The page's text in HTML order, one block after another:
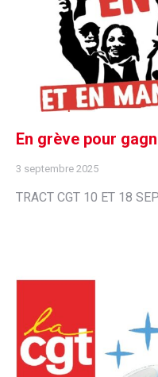
En grève pour
3 septembre 2025
TRACT CGT 10 ET 18